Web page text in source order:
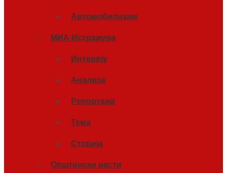
Автомобилизам
МИА Истражува
Интервју
Анализа
Репортажа
Тема
Сторија
Општински вести